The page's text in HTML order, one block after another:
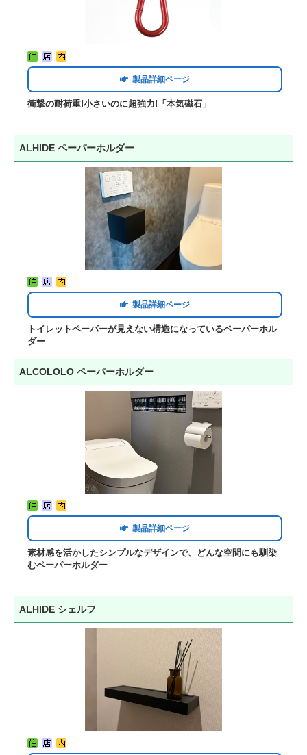
製品詳細ページ
衝撃の耐荷重!小さいのに超強力!「本気磁石」
ALHIDE ペーパーホルダー
製品詳細ページ
トイレットペーパーが見えない構造になっているペーパーホル
ダー
ALCOLOLO ペーパーホルダー
製品詳細ページ
素材感を活かしたシンプルなデザインで、どんな空間にも馴染
むペーパーホルダー
ALHIDE シェルフ